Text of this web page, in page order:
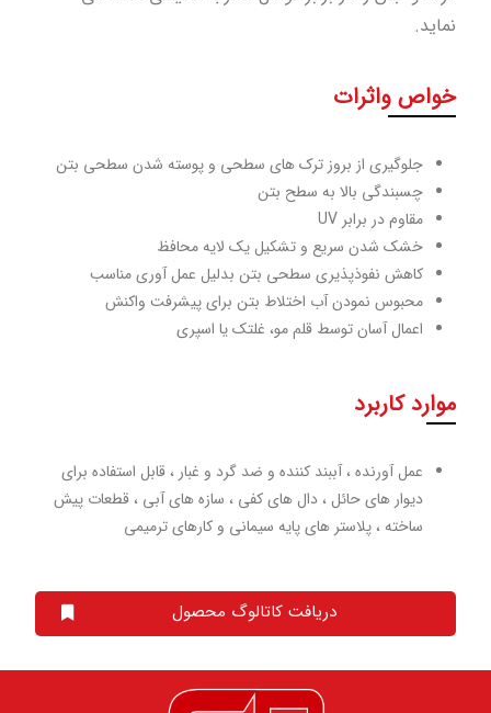
نماید.
خواص واثرات
جلوگیری از بروز ترک های سطحی و پوسته شدن سطحی بتن
چسبندگی بالا به سطح بتن
مقاوم در برابر UV
خشک شدن سریع و تشکیل یک لایه محافظ
کاهش نفوذپذیری سطحی بتن بدلیل عمل آوری مناسب
محبوس نمودن آب اختلاط بتن برای پیشرفت واکنش
اعمال آسان توسط قلم مو، غلتک یا اسپری
موارد کاربرد
عمل آورنده ، آببند کننده و ضد گرد و غبار ، قابل استفاده برای
دیوار های حائل ، دال های کفی ، سازه های آبی ، قطعات پیش
ساخته ، پلاستر های پایه سیمانی و کارهای ترمیمی
دریافت کاتالوگ محصول